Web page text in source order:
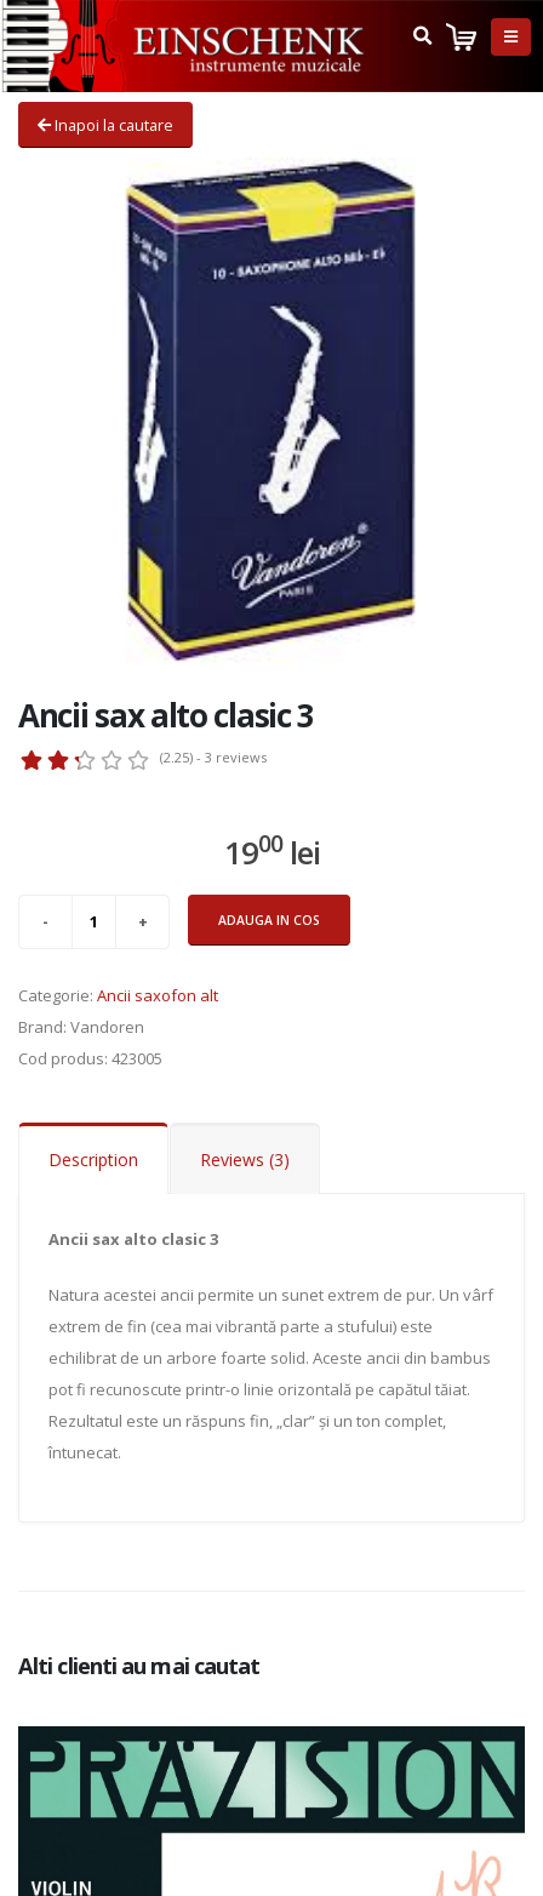
Inapoi la cautare
Ancii sax alto clasic 3
(2.25) - 3 reviews
1900lei
ADAUGA IN COS
Categorie: Ancii saxofon alt
Brand: Vandoren
Cod produs: 423005
Description Reviews (3)
Ancii sax alto clasic 3
Natura acestei ancii permite un sunet extrem de pur. Un vârf
extrem de fin (cea mai vibrantă parte a stufului) este
echilibrat de un arbore foarte solid. Aceste ancii din bambus
pot fi recunoscute printr-o linie orizontală pe capătul tăiat.
Rezultatul este un răspuns fin, „clar” și un ton complet,
întunecat.
Alti clienti au mai cautat